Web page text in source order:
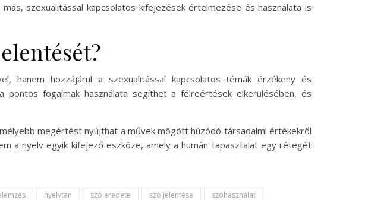
szexualitással kapcsolatos kifejezések értelmezése és használata is
hanem hozzájárul a szexualitással kapcsolatos témák érzékeny és
fogalmak használata segíthet a félreértések elkerülésében, és
megértést nyújthat a művek mögött húzódó társadalmi értékekről
a nyelv egyik kifejező eszköze, amely a humán tapasztalat egy rétegét
nyelvtan szó eredete szó jelentése szóhasználat